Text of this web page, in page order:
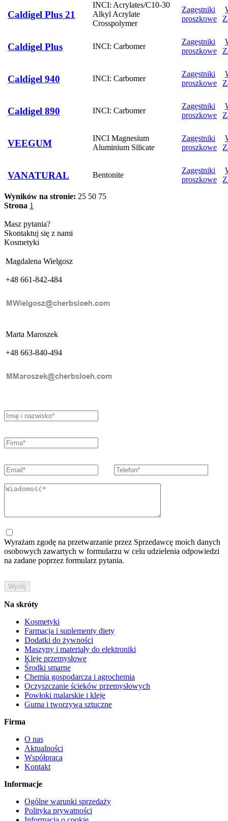
Caldigel Plus 21
INCI: Acrylates/C10-30
Alkyl Acrylate
Crosspolymer
Zagęstniki
proszkowe
Caldigel Plus INCI: Carbomer
Zagęstniki
proszkowe
Caldigel 940 INCI: Carbomer
Zagęstniki
proszkowe
Caldigel 890 INCI: Carbomer
Zagęstniki
proszkowe
VEEGUM
INCI Magnesium
Aluminium Silicate
Zagęstniki
proszkowe
VANATURAL Bentonite
Zagęstniki
proszkowe
Wyników na stronie: 25 50 75
Strona 1
Masz pytania?
Skontaktuj się z nami
Kosmetyki
Magdalena Wielgosz
+48 661-842-484
Marta Maroszek
+48 663-840-494
Wyrażam zgodę na przetwarzanie przez Sprzedawcę moich danych
osobowych zawartych w formularzu w celu udzielenia odpowiedzi
na zadane poprzez formularz pytania.
Na skróty
Kosmetyki
Farmacja i suplementy diety
Dodatki do żywności
Maszyny i materiały do elektroniki
Kleje przemysłowe
Środki smarne
Chemia gospodarcza i agrochemia
Oczyszczanie ścieków przemysłowych
Powłoki malarskie i kleje
Guma i tworzywa sztuczne
Firma
O nas
Aktualności
Współpraca
Kontakt
Informacje
Ogólne warunki sprzedaży
Polityka prywatności